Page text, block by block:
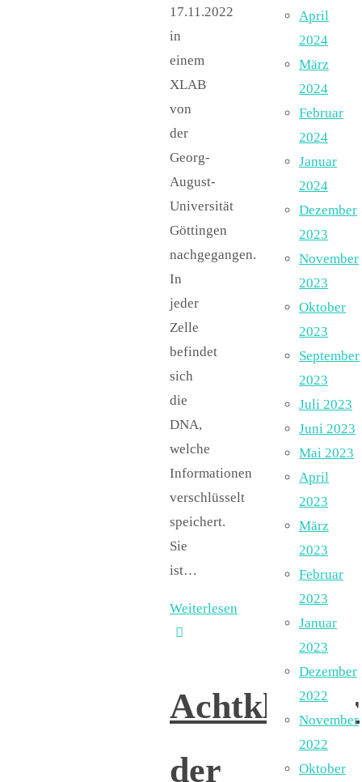
17.11.2022
in
einem
XLAB
von
der
Georg-
August-
Universität
Göttingen
nachgegangen.
In
jeder
Zelle
befindet
sich
die
DNA,
welche
Informationen
verschlüsselt
speichert.
Sie
ist…
Weiterlesen
Achtklässler
der
April
2024
März
2024
Februar
2024
Januar
2024
Dezember
2023
November
2023
Oktober
2023
September
2023
Juli 2023
Juni 2023
Mai 2023
April
2023
März
2023
Februar
2023
Januar
2023
Dezember
2022
November
2022
Oktober